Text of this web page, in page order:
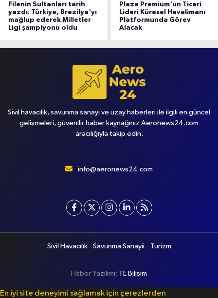
Filenin Sultanları tarih
yazdı: Türkiye, Brezilya'yı
mağlup ederek Milletler
Ligi şampiyonu oldu
Plaza Premium'un Ticari
Lideri Küresel Havalimanı
Platformunda Görev
Alacak
Sivil havacılık, savunma sanayi ve uzay haberleri ile ilgili en güncel
gelişmeleri, güvenilir haber kaynağınız Aeronews24.com
aracılığıyla takip edin.
info@aeronews24.com
Sivil Havacılık Savunma Sanayii Turizm
Haber Yazılımı: TE Bilişim
En iyi site deneyimi sağlamak için çerezlerden